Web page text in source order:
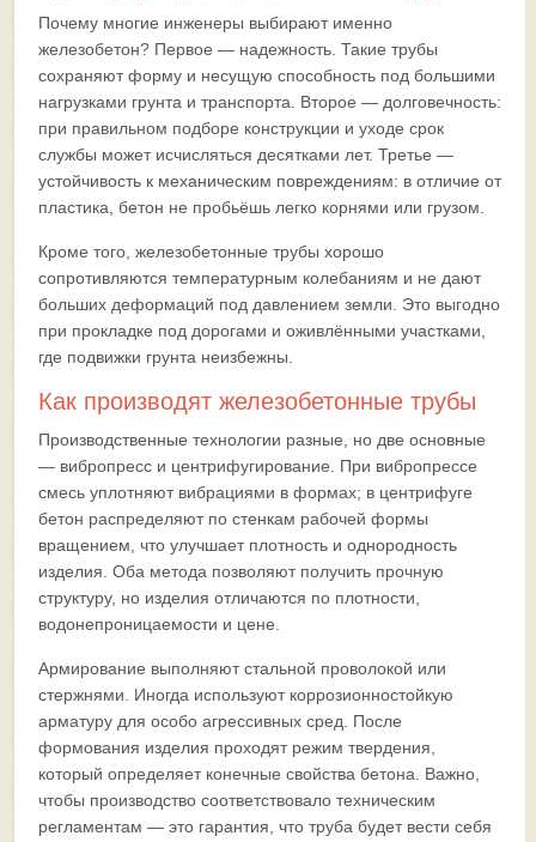
Почему многие инженеры выбирают именно
железобетон? Первое — надежность. Такие трубы
сохраняют форму и несущую способность под большими
нагрузками грунта и транспорта. Второе — долговечность:
при правильном подборе конструкции и уходе срок
службы может исчисляться десятками лет. Третье —
устойчивость к механическим повреждениям: в отличие от
пластика, бетон не пробьёшь легко корнями или грузом.
Кроме того, железобетонные трубы хорошо
сопротивляются температурным колебаниям и не дают
больших деформаций под давлением земли. Это выгодно
при прокладке под дорогами и оживлёнными участками,
где подвижки грунта неизбежны.
Как производят железобетонные трубы
Производственные технологии разные, но две основные
— вибропресс и центрифугирование. При вибропрессе
смесь уплотняют вибрациями в формах; в центрифуге
бетон распределяют по стенкам рабочей формы
вращением, что улучшает плотность и однородность
изделия. Оба метода позволяют получить прочную
структуру, но изделия отличаются по плотности,
водонепроницаемости и цене.
Армирование выполняют стальной проволокой или
стержнями. Иногда используют коррозионностойкую
арматуру для особо агрессивных сред. После
формования изделия проходят режим твердения,
который определяет конечные свойства бетона. Важно,
чтобы производство соответствовало техническим
регламентам — это гарантия, что труба будет вести себя